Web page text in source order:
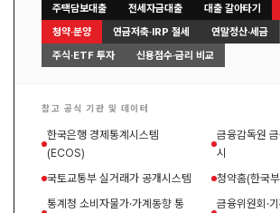
주택담보대출 전세자금대출 대출 갈아타기
청약·분양
연금저축·IRP 절세 연말정산·세금
주식·ETF 투자
신용점수·금리 비교
참고 공식 기관 및 데이터
한국은행 경제통계시스템
(ECOS)
금융감독원
시
국토교통부 실거래가 공개시스템
청약홈(한국
통계청 소비자물가·가계동향 통
금융위원회·